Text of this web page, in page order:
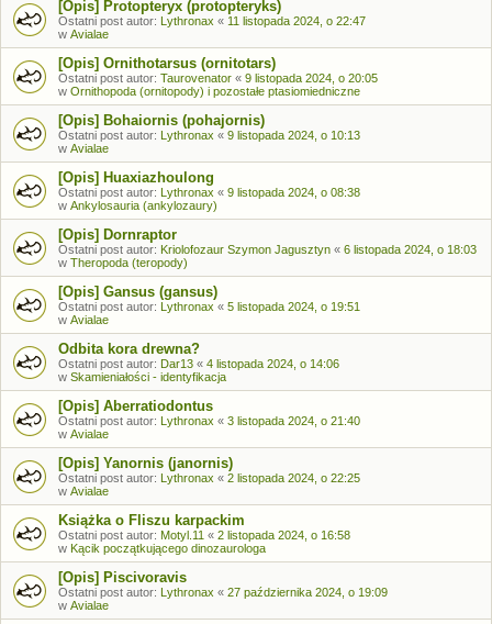
[Opis] Protopteryx (protopteryks)
Ostatni post autor: Lythronax « 11 listopada 2024, o 22:47
w Avialae
[Opis] Ornithotarsus (ornitotars)
Ostatni post autor: Taurovenator « 9 listopada 2024, o 20:05
w Ornithopoda (ornitopody) i pozostałe ptasiomiedniczne
[Opis] Bohaiornis (pohajornis)
Ostatni post autor: Lythronax « 9 listopada 2024, o 10:13
w Avialae
[Opis] Huaxiazhoulong
Ostatni post autor: Lythronax « 9 listopada 2024, o 08:38
w Ankylosauria (ankylozaury)
[Opis] Dornraptor
Ostatni post autor: Kriolofozaur Szymon Jagusztyn « 6 listopada 2024, o 18:03
w Theropoda (teropody)
[Opis] Gansus (gansus)
Ostatni post autor: Lythronax « 5 listopada 2024, o 19:51
w Avialae
Odbita kora drewna?
Ostatni post autor: Dar13 « 4 listopada 2024, o 14:06
w Skamieniałości - identyfikacja
[Opis] Aberratiodontus
Ostatni post autor: Lythronax « 3 listopada 2024, o 21:40
w Avialae
[Opis] Yanornis (janornis)
Ostatni post autor: Lythronax « 2 listopada 2024, o 22:25
w Avialae
Książka o Fliszu karpackim
Ostatni post autor: Motyl.11 « 2 listopada 2024, o 16:58
w Kącik początkującego dinozaurologa
[Opis] Piscivoravis
Ostatni post autor: Lythronax « 27 października 2024, o 19:09
w Avialae